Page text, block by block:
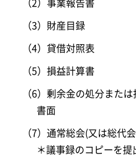
（3）財産目録
（4）貸借対照表
（5）損益計算書
（6）剰余金の処分また
書面
（7）通常総会(又は総代
＊議事録のコピーを